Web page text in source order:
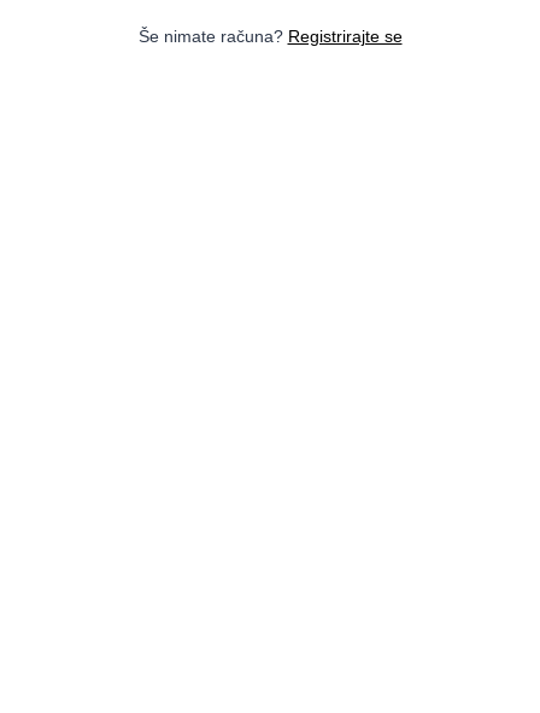
Še nimate računa? Registrirajte se